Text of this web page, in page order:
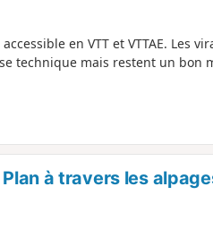
en VTT et VTTAE. Les
technique mais restent un bon
à travers les